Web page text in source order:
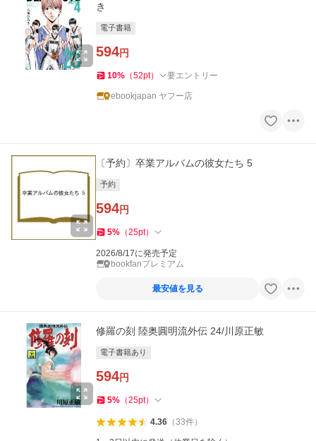
き
電子書籍
594円
10% （52pt） 要エントリー
ebookjapan ヤフー店
〔予約〕卒業アルバムの彼女たち 5
予約
594円
5% （25pt）
2026/8/17に発売予定
bookfanプレミアム
最安値を見る
修羅の刻 陸奥圓明流外伝 24/川原正敏
電子書籍あり
594円
5% （25pt）
4.36（33件）